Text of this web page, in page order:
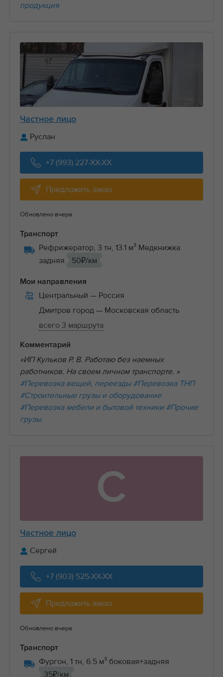
продукция
Частное лицо
Руслан
+7 (993) 227-XX-XX
Предложить заказ
Обновлено вчера
Транспорт
Рефрижератор, 3 тн, 13.1 м³ Медкнижка
задняя
50₽/км
Мои направления
Центральный — Россия
Дмитров город — Московская область
всего 3 маршрута
Комментарий
«ИП Кульков Р. В. Работаю без наемных
работников. На своем личном транспорте. »
#Перевозка вещей, переезды #Перевозка ТНП
#Строительные грузы и оборудование
#Перевозка мебели и бытовой техники #Прочие
грузы
С
Частное лицо
Сергей
+7 (903) 525-XX-XX
Предложить заказ
Обновлено вчера
Транспорт
Фургон, 1 тн, 6.5 м³ боковая+задняя
35₽/км